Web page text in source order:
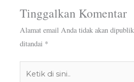
Tinggalkan Komentar
Alamat email Anda tidak akan
ditandai *